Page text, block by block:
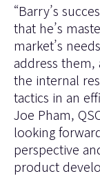
“Barry’s
that he’s
market’s
address
the internal
tactics in an
Joe Pham,
looking
perspective
product